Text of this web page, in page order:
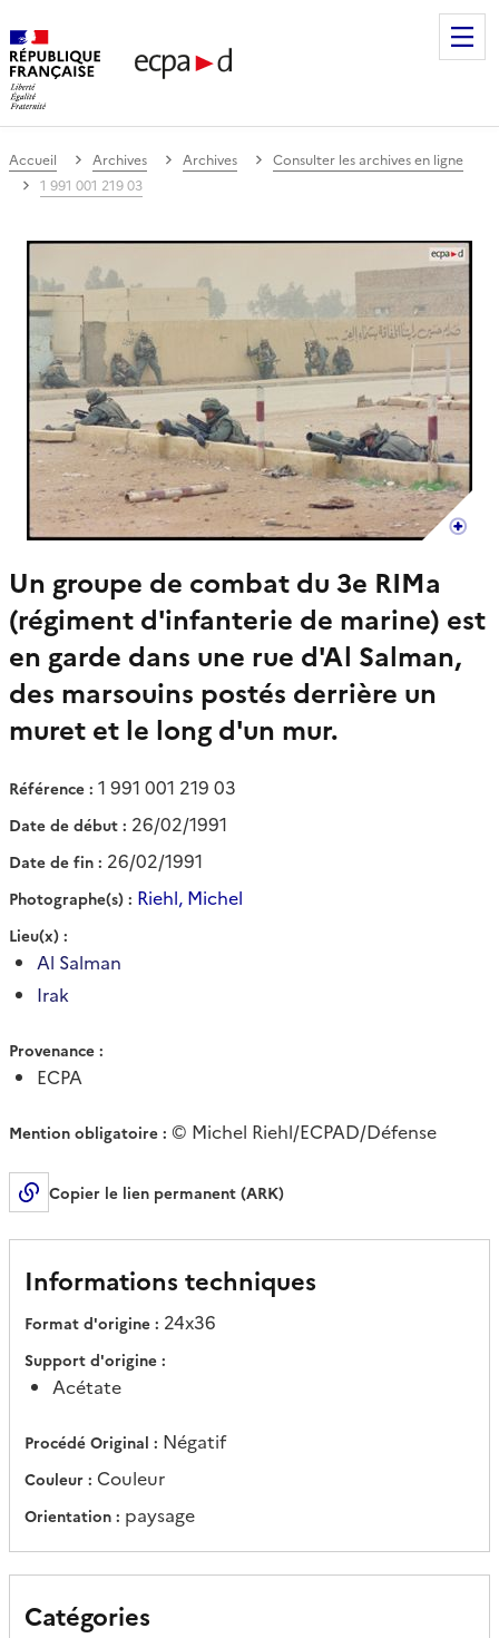
de communication et de production
Accueil Archives Archives
Consulter les archives en ligne
1 991 001 219 03
Un groupe de combat du 3e RIMa
(régiment d'infanterie de marine) est
en garde dans une rue d'Al Salman,
des marsouins postés derrière un
muret et le long d'un mur.
Référence 1 991 001 219 03
Date de début 26/02/1991
Date de fin 26/02/1991
Photographe(s) Riehl, Michel
Lieu(x)
Al Salman
Irak
Provenance
ECPA
Mention obligatoire © Michel Riehl/ECPAD/Défense
Copier le lien permanent (ARK)
Informations techniques
Format d'origine 24x36
Support d'origine
Acétate
Procédé Original Négatif
Couleur Couleur
Orientation paysage
Catégories